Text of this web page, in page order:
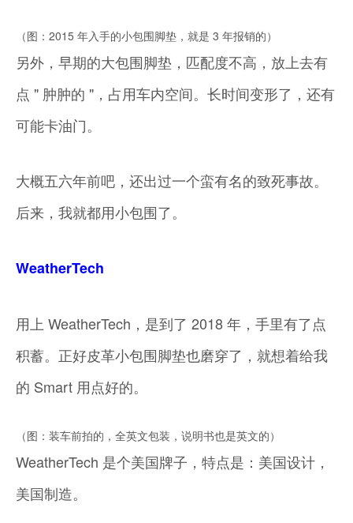
（图：2015 年入手的小包围脚垫，就是 3 年报销的）
另外，早期的大包围脚垫，匹配度不高，放上去有
点 " 肿肿的 "，占用车内空间。长时间变形了，还有
可能卡油门。
大概五六年前吧，还出过一个蛮有名的致死事故。
后来，我就都用小包围了。
WeatherTech
用上 WeatherTech，是到了 2018 年，手里有了点
积蓄。正好皮革小包围脚垫也磨穿了，就想着给我
的 Smart 用点好的。
（图：装车前拍的，全英文包装，说明书也是英文的）
WeatherTech 是个美国牌子，特点是：美国设计，
美国制造。